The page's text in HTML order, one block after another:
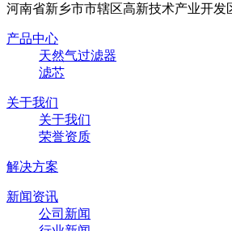
河南省新乡市市辖区高新技术产业开发
产品中心
天然气过滤器
滤芯
关于我们
关于我们
荣誉资质
解决方案
新闻资讯
公司新闻